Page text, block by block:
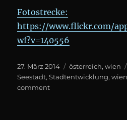
Fotostrecke:
https://www.flickr.com/
wf?v=140556
Posted
on
27. März 2014 Categories
österreich,wien
Seestadt,Stadtentwicklung,wien
commenton